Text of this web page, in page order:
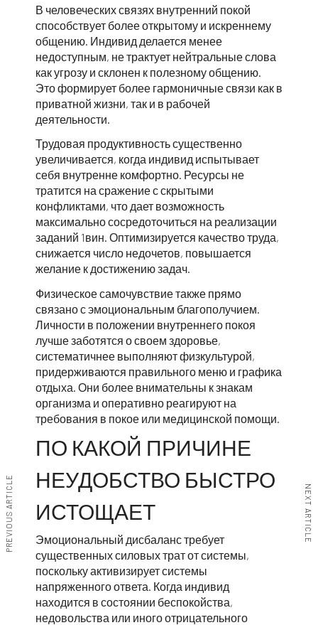
В человеческих связях внутренний покой
способствует более открытому и искреннему
общению. Индивид делается менее
недоступным, не трактует нейтральные слова
как угрозу и склонен к полезному общению.
Это формирует более гармоничные связи как в
приватной жизни, так и в рабочей
деятельности.
Трудовая продуктивность существенно
увеличивается, когда индивид испытывает
себя внутренне комфортно. Ресурсы не
тратится на сражение с скрытыми
конфликтами, что дает возможность
максимально сосредоточиться на реализации
заданий 1вин. Оптимизируется качество труда,
снижается число недочетов, повышается
желание к достижению задач.
Физическое самочувствие также прямо
связано с эмоциональным благополучием.
Личности в положении внутреннего покоя
лучше заботятся о своем здоровье,
систематичнее выполняют физкультурой,
придерживаются правильного меню и графика
отдыха. Они более внимательны к знакам
организма и оперативно реагируют на
требования в покое или медицинской помощи.
ПО КАКОЙ ПРИЧИНЕ
НЕУДОБСТВО БЫСТРО
ИСТОЩАЕТ
Эмоциональный дисбаланс требует
существенных силовых трат от системы,
поскольку активизирует системы
напряженного ответа. Когда индивид
находится в состоянии беспокойства,
недовольства или иного отрицательного
PREVIOUS ARTICLE NEXT ARTICLE